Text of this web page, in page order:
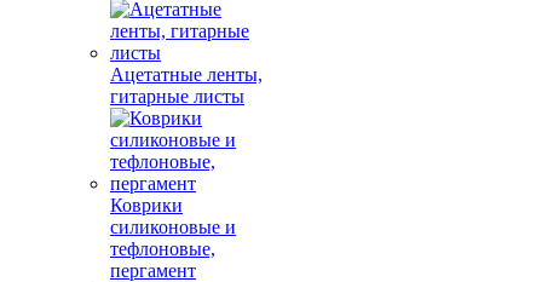
Ацетатные ленты,
гитарные листы
Коврики
силиконовые и
тефлоновые,
пергамент